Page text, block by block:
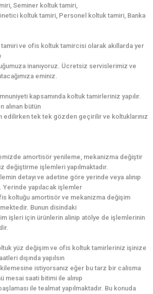
Seminer koltuk tamiri,
koltuk tamiri, Personel koltuk tamiri, Banka
ve ofis koltuk tamircisi olarak akıllarda yer
inanıyoruz. Ücretsiz servislerimiz ve
eminiz.
kapsamında koltuk tamirleriniz yapılır.
alınan bütün
edilirken tek tek gözden geçirilir ve koltuklarınız
amortisör yenileme, mekanizma değiştir
değiştirme işlemleri yapılmaktadır.
detayı ve adetine göre yerinde veya alınıp
Yerinde yapılacak işlemler
koltuğu amortisör ve mekanizma değişim
Bunun disindaki
işleri için ürünlerin alinip atölye de işlemlerinin
yüz değişim ve ofis koltuk tamirleriniz işinize
dışında yapılsın
istiyorsanız eğer bu tarz bir calisma
mesai saati bitimi ile alınıp
ile tealmat yapılmaktadır. Bu konuda